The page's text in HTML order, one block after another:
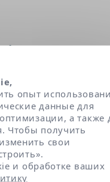
агент,
опыт
данные для
а также
Чтобы получить
свои
и обработке ваших